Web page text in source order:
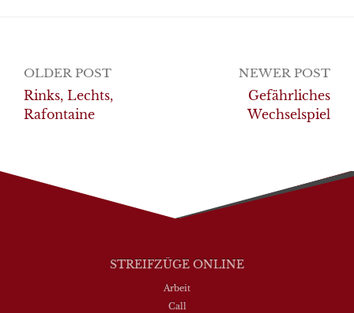
Post
navigation
OLDER POST
Rinks, Lechts,
Rafontaine
NEWER POST
Gefährliches
Wechselspiel
STREIFZÜGE ONLINE
Arbeit
Call